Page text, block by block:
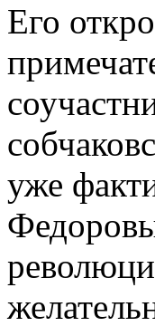
Его
уже